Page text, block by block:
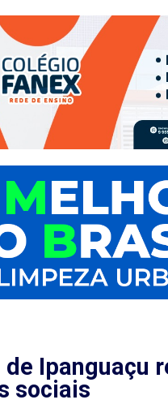
Ipanguaçu
sociais